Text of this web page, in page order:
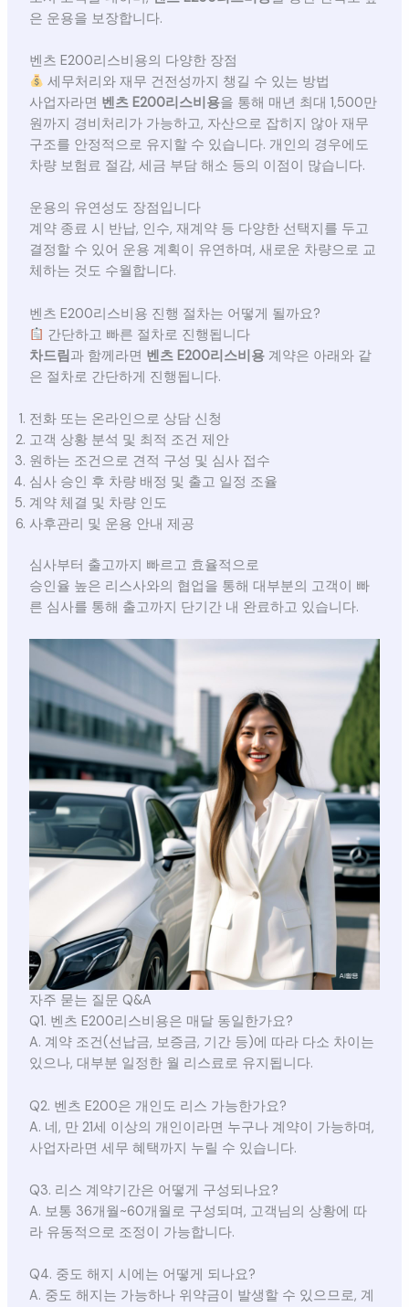
은 운용을 보장합니다.
벤츠 E200리스비용의 다양한 장점
세무처리와 재무 건전성까지 챙길 수 있는 방법
사업자라면 벤츠 E200리스비용을 통해 매년 최대 1,500만
원까지 경비처리가 가능하고, 자산으로 잡히지 않아 재무
구조를 안정적으로 유지할 수 있습니다. 개인의 경우에도
차량 보험료 절감, 세금 부담 해소 등의 이점이 많습니다.
운용의 유연성도 장점입니다
계약 종료 시 반납, 인수, 재계약 등 다양한 선택지를 두고
결정할 수 있어 운용 계획이 유연하며, 새로운 차량으로 교
체하는 것도 수월합니다.
벤츠 E200리스비용 진행 절차는 어떻게 될까요?
간단하고 빠른 절차로 진행됩니다
차드림 과 함께라면 벤츠 E200리스비용계약은 아래와 같
은 절차로 간단하게 진행됩니다.
전화 또는 온라인으로 상담 신청
고객 상황 분석 및 최적 조건 제안
원하는 조건으로 견적 구성 및 심사 접수
심사 승인 후 차량 배정 및 출고 일정 조율
계약 체결 및 차량 인도
사후관리 및 운용 안내 제공
심사부터 출고까지 빠르고 효율적으로
승인율 높은 리스사와의 협업을 통해 대부분의 고객이 빠
른 심사를 통해 출고까지 단기간 내 완료하고 있습니다.
자주 묻는 질문 Q&A
Q1. 벤츠 E200리스비용은 매달 동일한가요?
A. 계약 조건(선납금, 보증금, 기간 등)에 따라 다소 차이는
있으나, 대부분 일정한 월 리스료로 유지됩니다.
Q2. 벤츠 E200은 개인도 리스 가능한가요?
A. 네, 만 21세 이상의 개인이라면 누구나 계약이 가능하며,
사업자라면 세무 혜택까지 누릴 수 있습니다.
Q3. 리스 계약기간은 어떻게 구성되나요?
A. 보통 36개월~60개월로 구성되며, 고객님의 상황에 따
라 유동적으로 조정이 가능합니다.
Q4. 중도 해지 시에는 어떻게 되나요?
A. 중도 해지는 가능하나 위약금이 발생할 수 있으므로, 계